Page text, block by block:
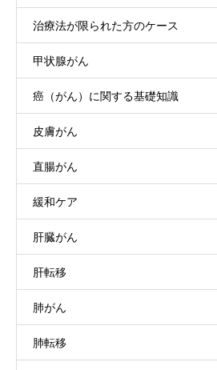
治療法が限られた方のケース
甲状腺がん
癌（がん）に関する基礎知識
皮膚がん
直腸がん
緩和ケア
肝臓がん
肝転移
肺がん
肺転移